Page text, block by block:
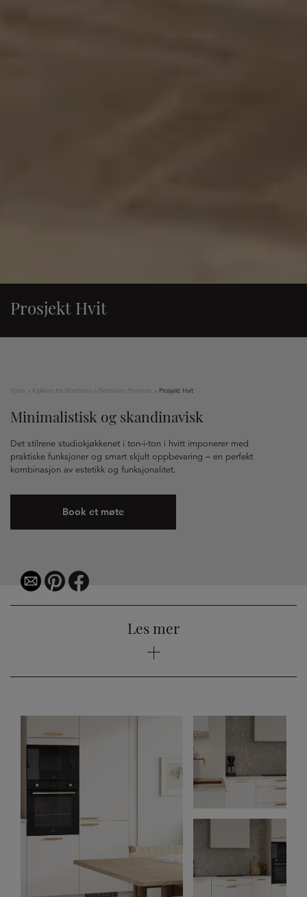
Prosjekt Hvit
Hjem Kjøkken fra Nordanro Nordanro Premium Prosjekt Hvit
Minimalistisk og skandinavisk
Det stilrene studiokjøkkenet i ton-i-ton i hvitt imponerer med
praktiske funksjoner og smart skjult oppbevaring – en perfekt
kombinasjon av estetikk og funksjonalitet.
Book et møte
Les mer